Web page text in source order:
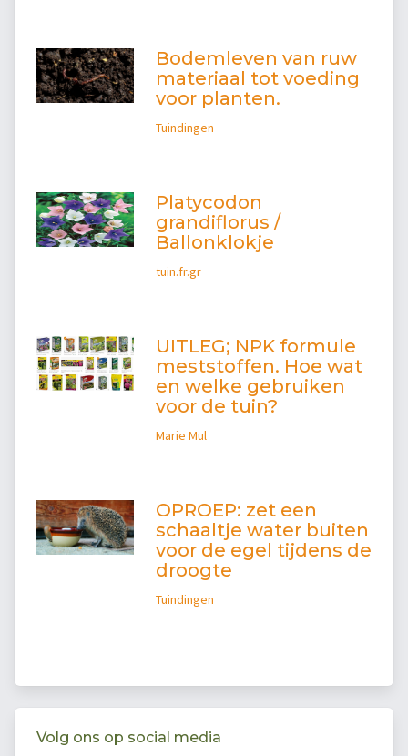
Bodemleven van ruw
materiaal tot voeding
voor planten.
Tuindingen
Platycodon
grandiflorus /
Ballonklokje
tuin.fr.gr
UITLEG; NPK formule
meststoffen. Hoe wat
en welke gebruiken
voor de tuin?
Marie Mul
OPROEP: zet een
schaaltje water buiten
voor de egel tijdens de
droogte
Tuindingen
Volg ons op social media